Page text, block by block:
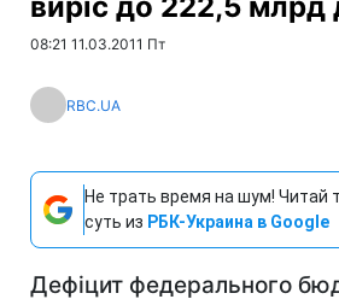
08:21 11.03.2011 Пт
RBC.UA
Не трать время на шум! Читай
суть из РБК-Украина в Google
Дефіцит федерального